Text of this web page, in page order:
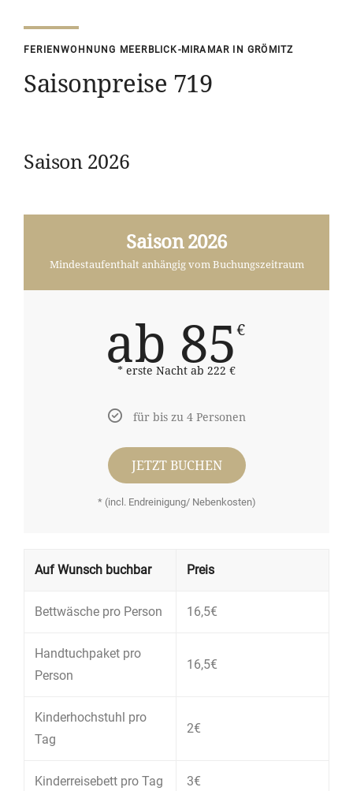
FERIENWOHNUNG MEERBLICK-MIRAMAR IN GRÖMITZ
Saisonpreise 719
Saison 2026
Saison 2026
Mindestaufenthalt anhängig vom Buchungszeitraum
ab 85€
* erste Nacht ab 222 €
für bis zu 4 Personen
JETZT BUCHEN
* (incl. Endreinigung/ Nebenkosten)
Auf Wunsch buchbar Preis
Bettwäsche pro Person 16,5€
Handtuchpaket pro
Person
16,5€
Kinderhochstuhl pro
Tag
2€
Kinderreisebett pro Tag 3€